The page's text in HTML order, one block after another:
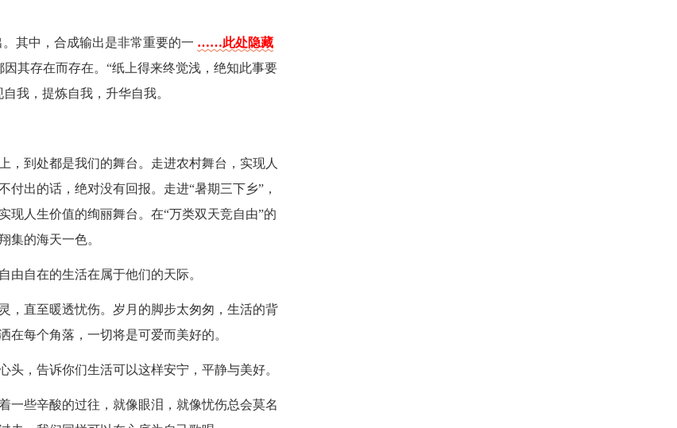
其中，合成输出是非常重要的一 ……此处隐藏
其存在而存在。“纸上得来终觉浅，绝知此事要
我，提炼自我，升华自我。
，到处都是我们的舞台。走进农村舞台，实现人
出的话，绝对没有回报。走进“暑期三下乡”，
现人生价值的绚丽舞台。在“万类双天竞自由”的
集的海天一色。
由自在的生活在属于他们的天际。
，直至暖透忧伤。岁月的脚步太匆匆，生活的背
在每个角落，一切将是可爱而美好的。
，告诉你们生活可以这样安宁，平静与美好。
一些辛酸的过往，就像眼泪，就像忧伤总会莫名